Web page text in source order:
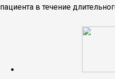
пациента в течение